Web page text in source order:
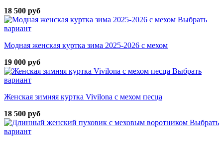
18 500 руб
Выбрать
вариант
Модная женская куртка зима 2025-2026 с мехом
19 000 руб
Выбрать
вариант
Женская зимняя куртка Vivilona с мехом песца
18 500 руб
Выбрать
вариант